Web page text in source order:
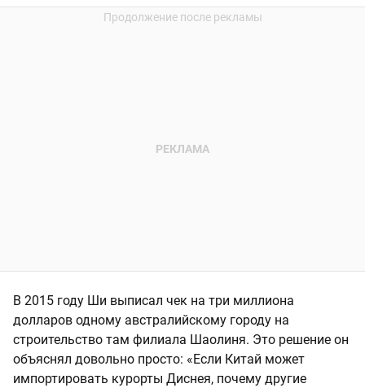
В 2015 году Ши выписал чек на три миллиона
долларов одному австралийскому городу на
строительство там филиала Шаолиня. Это решение он
объяснял довольно просто: «Если Китай может
импортировать курорты Диснея, почему другие